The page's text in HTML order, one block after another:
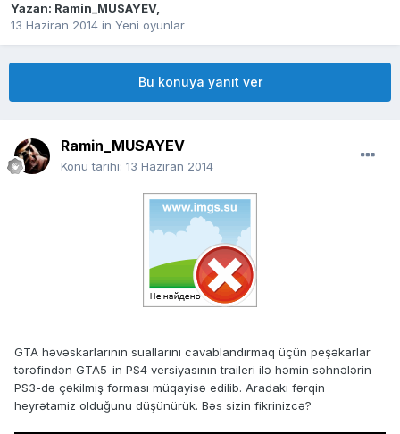
Yazan: Ramin_MUSAYEV,
13 Haziran 2014 in Yeni oyunlar
Bu konuya yanıt ver
Ramin_MUSAYEV
Konu tarihi: 13 Haziran 2014
GTA həvəskarlarının suallarını cavablandırmaq üçün peşəkarlar
tərəfindən GTA5-in PS4 versiyasının traileri ilə həmin səhnələrin
PS3-də çəkilmiş forması müqayisə edilib. Aradakı fərqin
heyrətamiz olduğunu düşünürük. Bəs sizin fikrinizcə?